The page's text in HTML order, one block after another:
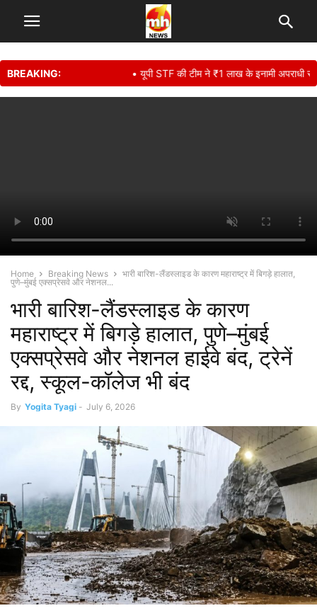
BREAKING: • यूपी STF की टीम ने ₹1 लाख के इनामी अपराधी सुनील
Home Breaking News
भारी बारिश-लैंडस्लाइड के कारण महाराष्ट्र में बिगड़े हालात,
पुणे–मुंबई एक्सप्रेसवे और नेशनल...
भारी बारिश-लैंडस्लाइड के कारण
महाराष्ट्र में बिगड़े हालात, पुणे–मुंबई
एक्सप्रेसवे और नेशनल हाईवे बंद, ट्रेनें
रद्द, स्कूल-कॉलेज भी बंद
By Yogita Tyagi - July 6, 2026